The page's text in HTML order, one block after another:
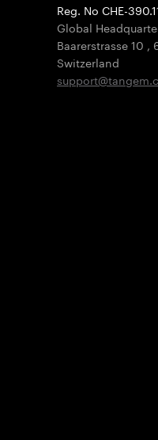
Reg. No CHE-
Global
Baarerstrasse 10 ,
Switzerland